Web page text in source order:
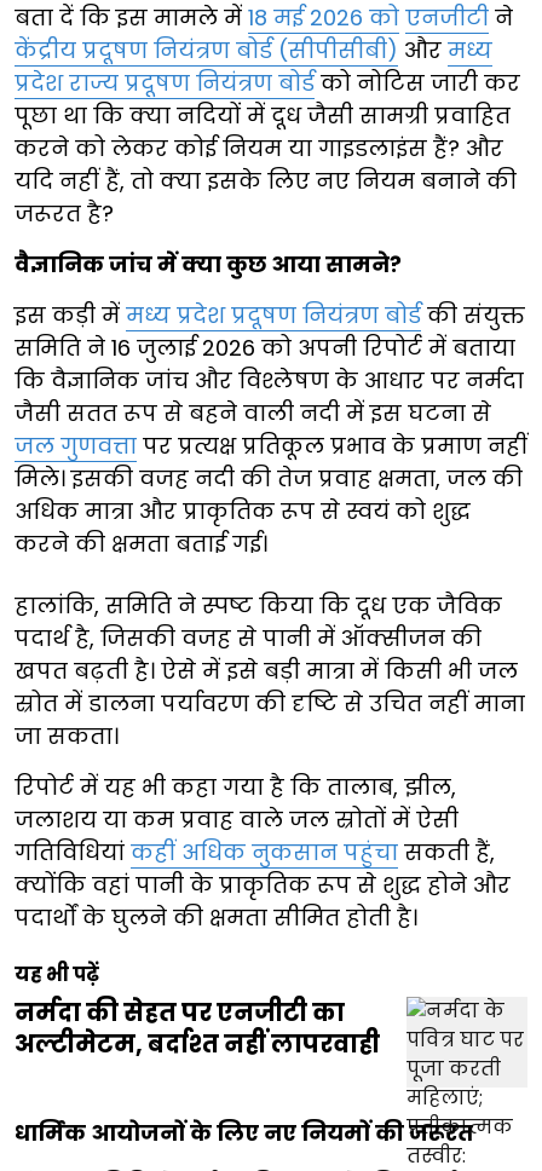
बता दें कि इस मामले में 18 मई 2026 को एनजीटी ने
केंद्रीय प्रदूषण नियंत्रण बोर्ड (सीपीसीबी) और मध्य
प्रदेश राज्य प्रदूषण नियंत्रण बोर्डको नोटिस जारी कर
पूछा था कि क्या नदियों में दूध जैसी सामग्री प्रवाहित
करने को लेकर कोई नियम या गाइडलाइंस हैं? और
यदि नहीं हैं, तो क्या इसके लिए नए नियम बनाने की
जरूरत है?
वैज्ञानिक जांच में क्या कुछ आया सामने?
इस कड़ी में मध्य प्रदेश प्रदूषण नियंत्रण बोर्डकी संयुक्त
समिति ने 16 जुलाई 2026 को अपनी रिपोर्ट में बताया
कि वैज्ञानिक जांच और विश्लेषण के आधार पर नर्मदा
जैसी सतत रूप से बहने वाली नदी में इस घटना से
जल गुणवत्ता पर प्रत्यक्ष प्रतिकूल प्रभाव के प्रमाण नहीं
मिले। इसकी वजह नदी की तेज प्रवाह क्षमता, जल की
अधिक मात्रा और प्राकृतिक रूप से स्वयं को शुद्ध
करने की क्षमता बताई गई।
हालांकि, समिति ने स्पष्ट किया कि दूध एक जैविक
पदार्थ है, जिसकी वजह से पानी में ऑक्सीजन की
खपत बढ़ती है। ऐसे में इसे बड़ी मात्रा में किसी भी जल
स्रोत में डालना पर्यावरण की दृष्टि से उचित नहीं माना
जा सकता।
रिपोर्ट में यह भी कहा गया है कि तालाब, झील,
जलाशय या कम प्रवाह वाले जल स्रोतों में ऐसी
गतिविधियां कहीं अधिक नुकसान पहुंचा सकती हैं,
क्योंकि वहां पानी के प्राकृतिक रूप से शुद्ध होने और
पदार्थों के घुलने की क्षमता सीमित होती है।
यह भी पढ़ें
नर्मदा की सेहत पर एनजीटी का
अल्टीमेटम, बर्दाश्त नहीं लापरवाही
धार्मिक आयोजनों के लिए नए नियमों की जरूरत